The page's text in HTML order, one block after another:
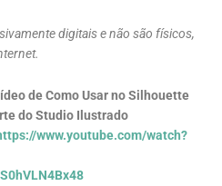
digitais e não são físicos,
de Como Usar no Silhouette
do Studio Ilustrado
www.youtube.com/watch?